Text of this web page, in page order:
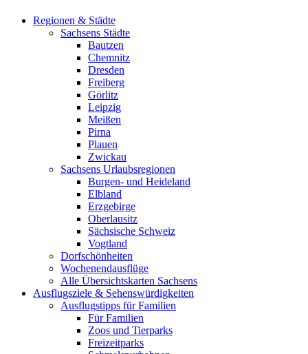
Regionen & Städte
Sachsens Städte
Bautzen
Chemnitz
Dresden
Freiberg
Görlitz
Leipzig
Meißen
Pirna
Plauen
Zwickau
Sachsens Urlaubsregionen
Burgen- und Heideland
Elbland
Erzgebirge
Oberlausitz
Sächsische Schweiz
Vogtland
Dorfschönheiten
Wochenendausflüge
Alle Übersichtskarten Sachsens
Ausflugsziele & Sehenswürdigkeiten
Ausflugstipps für Familien
Für Familien
Zoos und Tierparks
Freizeitparks